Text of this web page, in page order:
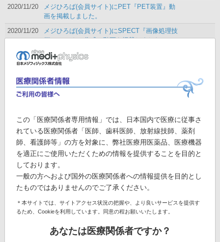
2020/11/20
メジひろば(会員サイト)にPET『PET装置』動
画を掲載しました。
2020/11/20
メジひろば(会員サイト)にSPECT『画像処理技
術-ファントム作成』動画を掲載しました。
2020/11/20
ARIA 2020 in silico 共催セミナー(Planet1)のイ
ンフォメーションを掲載しました。
2020/11/20
ARIA 2020 in silico 共催セミナー(Planet1)のイ
ンフォメーションを掲載しました。
2020/11/13
第39回日本認知症学会学術集会 スポンサード
セミナー6のインフォメーションを掲載しまし
た。
310.98 KB
2020/11/13
第60回日本核医学会学術総会/第40回日本核医
学技術学会総会学術大会ランチョンセミナー 5
のインフォメーションを掲載しました。
2020/11/09
メジひろば(会員サイト)に読影道場 診療放射線
画を4セッション掲載しました。
『心臓核医学のエキスパート』動画を6セッシ
ョン掲載しました。
この「医療関係者専用情報」では、日本国内で医療に従事さ
れている医療関係者「医師、歯科医師、放射線技師、薬剤
師、看護師等」の方を対象に、弊社医療用医薬品、医療機器
を適正にご使用いただくための情報を提供することを目的と
しております。
一般の方へおよび国外の医療関係者への情報提供を目的とし
たものではありませんのでご了承ください。
＊本サイトでは、サイトアクセス状況の把握や、より良いサービスを提供す
るため、Cookieを利用しています。同意の程お願いいたします。
あなたは医療関係者ですか？